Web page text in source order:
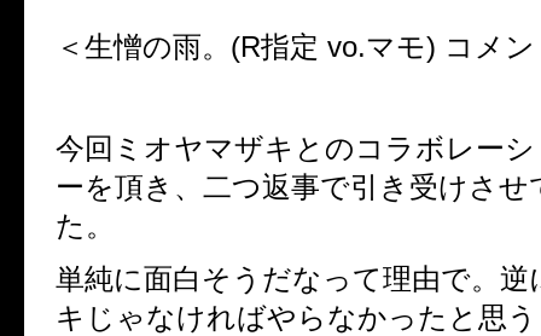
＜生憎の雨。 (R指定 vo.マモ) コメ
今回ミオヤマザキとのコラボレー
ーを頂き、二つ返事で引き受けさせ
た。
単純に面白そうだなって理由で。
キじゃなければやらなかったと思